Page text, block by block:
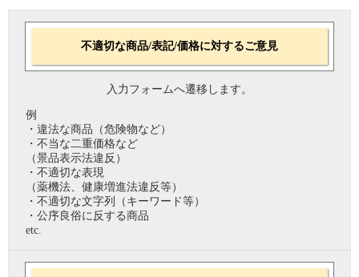
不適切な商品/表記/価格に対するご意見
入力フォームへ遷移します。
例
・違法な商品（危険物など）
・不当な二重価格など
（景品表示法違反）
・不適切な表現
（薬機法、健康増進法違反等）
・不適切な文字列（キーワード等）
・公序良俗に反する商品
etc.